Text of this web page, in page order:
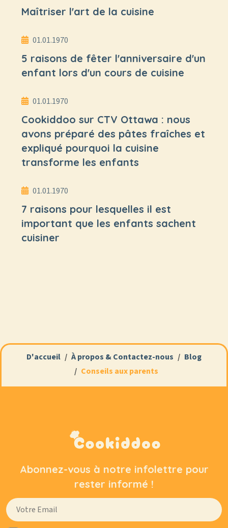
Maîtriser l'art de la cuisine
01.01.1970
5 raisons de fêter l'anniversaire d'un
enfant lors d'un cours de cuisine
01.01.1970
Cookiddoo sur CTV Ottawa : nous
avons préparé des pâtes fraîches et
expliqué pourquoi la cuisine
transforme les enfants
01.01.1970
7 raisons pour lesquelles il est
important que les enfants sachent
cuisiner
D'accueil À propos & Contactez-nous
Blog
Conseils aux parents
Abonnez-vous à notre infolettre pour
rester informé !